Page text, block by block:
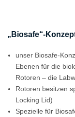
„Biosafe“-
unser Biosafe-
Ebenen für die
Rotoren – die
Rotoren besitzen
Locking Lid)
Spezielle für